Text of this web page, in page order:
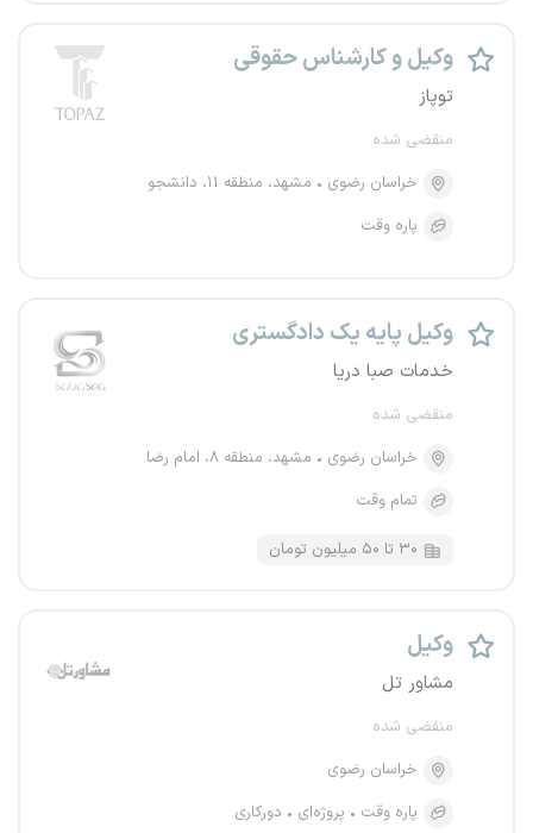
وکیل و کارشناس حقوقی
توپاز
منقضی شده
خراسان رضوی
مشهد، منطقه ۱۱، دانشجو
پاره وقت
وکیل پایه یک دادگستری
خدمات صبا دریا
منقضی شده
خراسان رضوی
مشهد، منطقه ۸، امام رضا
تمام وقت
۳۰ تا ۵۰ میلیون تومان
وکیل
مشاور تل
منقضی شده
خراسان رضوی
پاره وقت
پروژه‌ای دورکاری